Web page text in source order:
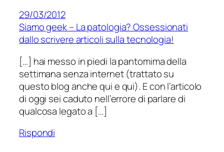
29/03/2012
Siamo geek – La patologia? Ossessionati
dallo scrivere articoli sulla tecnologia!
[…] hai messo in piedi la pantomima della
settimana senza internet (trattato su
questo blog anche qui e qui). E con l’articolo
di oggi sei caduto nell’errore di parlare di
qualcosa legato a […]
Rispondi